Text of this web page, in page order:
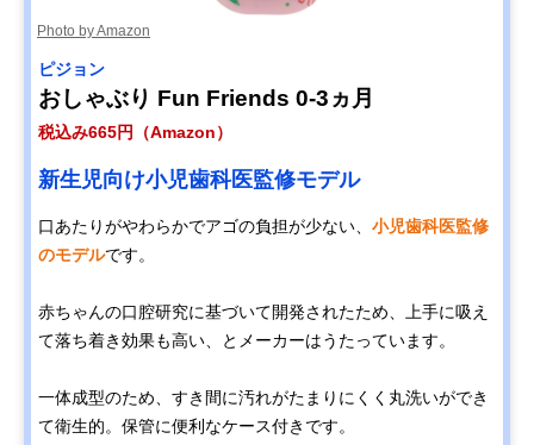
Photo by Amazon
ピジョン
おしゃぶり Fun Friends 0-3ヵ月
税込み665円（Amazon）
新生児向け小児歯科医監修モデル
口あたりがやわらかでアゴの負担が少ない、 小児歯科医監修
のモデルです。
赤ちゃんの口腔研究に基づいて開発されたため、上手に吸え
て落ち着き効果も高い、とメーカーはうたっています。
一体成型のため、すき間に汚れがたまりにくく丸洗いができ
て衛生的。保管に便利なケース付きです。